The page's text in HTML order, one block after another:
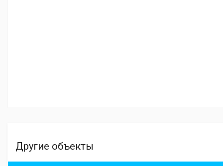
Другие объекты